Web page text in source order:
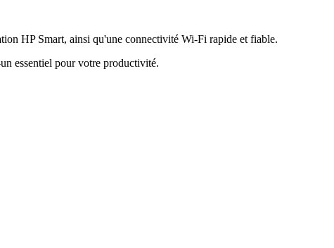
HP Smart, ainsi qu'une connectivité Wi-Fi rapide et fiable.
essentiel pour votre productivité.